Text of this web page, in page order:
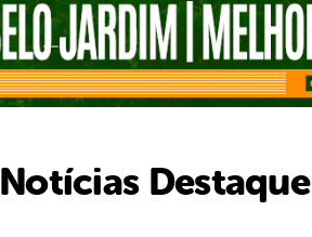
Notícias Destaque